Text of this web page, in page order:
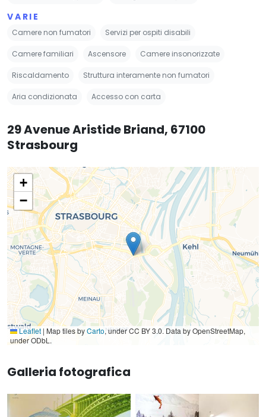
VARIE
Camere non fumatori Servizi per ospiti disabili
Camere familiari Ascensore Camere insonorizzate
Riscaldamento Struttura interamente non fumatori
Aria condizionata Accesso con carta
29 Avenue Aristide Briand, 67100
Strasbourg
+
−
Leaflet | Map tiles byCarto, under CC BY 3.0. Data by OpenStreetMap,
under ODbL.
Galleria fotografica